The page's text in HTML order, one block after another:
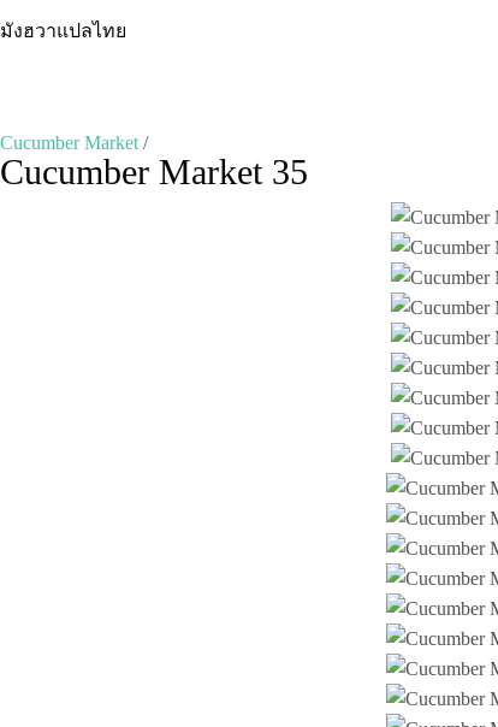
to
มังฮวาแปลไทย
Cucumber Market /
Cucumber Market 35